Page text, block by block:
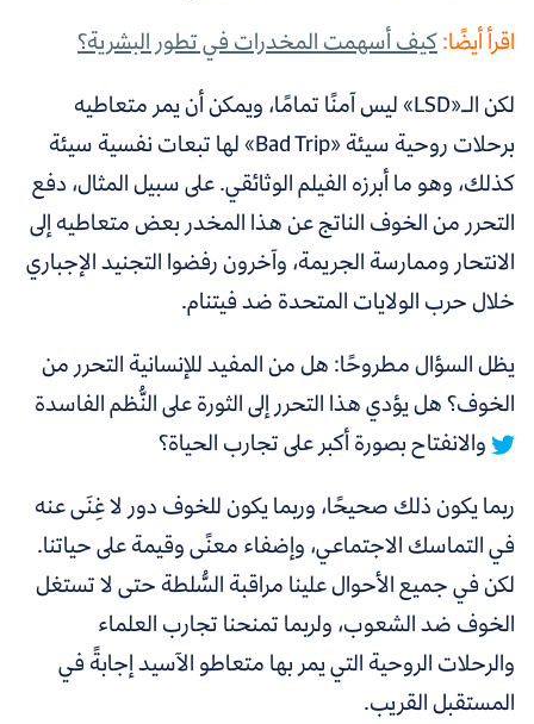
اقرأ أيضًا:كيف أسهمت المخدرات في تطور البشرية؟
لكن الـ«LSD» ليس آمنًا تمامًا، ويمكن أن يمر متعاطيه
برحلات روحية سيئة «Bad Trip» لها تبعات نفسية سيئة
كذلك، وهو ما أبرزه الفيلم الوثائقي.على سبيل المثال، دفع
التحرر من الخوف الناتج عن هذا المخدر بعض متعاطيه إلى
الانتحار وممارسة الجريمة، وآخرون رفضوا التجنيد الإجباري
خلال حرب الولايات المتحدة ضد فيتنام.
يظل السؤال مطروحًا:هل من المفيد للإنسانية التحرر من
الخوف؟ هل يؤدي هذا التحرر إلى الثورة على النُّظم الفاسدة
والانفتاح بصورة أكبر على تجارب الحياة؟
ربما يكون ذلك صحيحًا، وربما يكون للخوف دور لا غِنَى عنه
في التماسك الاجتماعي، وإضفاء معنًى وقيمة على حياتنا.
لكن في جميع الأحوال علينا مراقبة السُّلطة حتى لا تستغل
الخوف ضد الشعوب، ولربما تمنحنا تجارب العلماء
والرحلات الروحية التي يمر بها متعاطو الآسيد إجابةً في
المستقبل القريب.